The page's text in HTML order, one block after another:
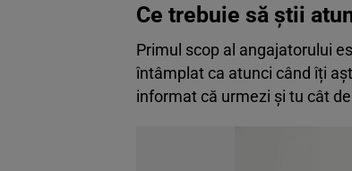
Ce trebuie să știi
Primul scop al angajatorului
întâmplat ca atunci când îți
informat că urmezi și tu cât